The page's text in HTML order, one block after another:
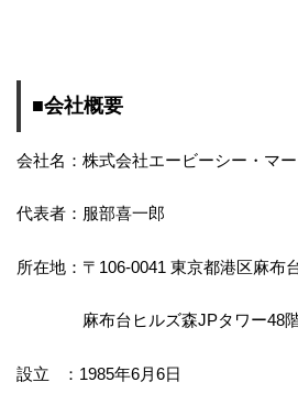
■会社概要
会社名：株式会社エービーシー・マー
代表者：服部喜一郎
所在地：〒106-0041 東京都港区麻布
麻布台ヒルズ森JPタワー48
設立 ：1985年6月6日